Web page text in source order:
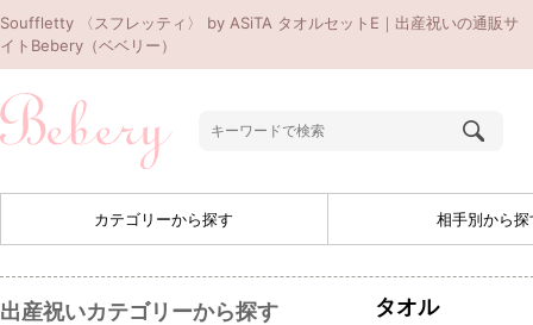
Souffletty 〈スフレッティ〉 by ASiTA タオルセットE｜出産祝いの通販サ
イトBebery（ベベリー）
カテゴリーから探す 相手別から探
タオル
出産祝いカテゴリーから探す